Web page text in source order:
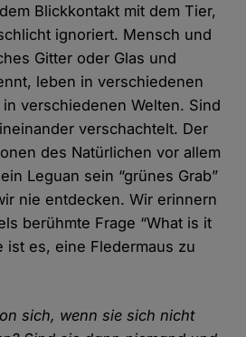
Blickkontakt mit dem Tier,
ignoriert. Mensch und
Gitter oder Glas und
leben in verschiedenen
verschiedenen Welten. Sind
verschachtelt. Der
des Natürlichen vor allem
Leguan sein “grünes Grab”
nie entdecken. Wir erinnern
berühmte Frage “What is it
ist es, eine Fledermaus zu
sich, wenn sie sich nicht